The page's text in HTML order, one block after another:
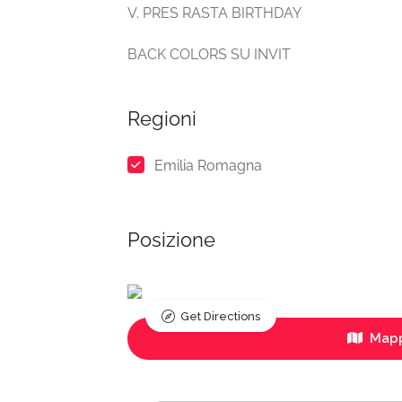
V. PRES RASTA BIRTHDAY
BACK COLORS SU INVIT
Regioni
Emilia Romagna
Posizione
Get Directions